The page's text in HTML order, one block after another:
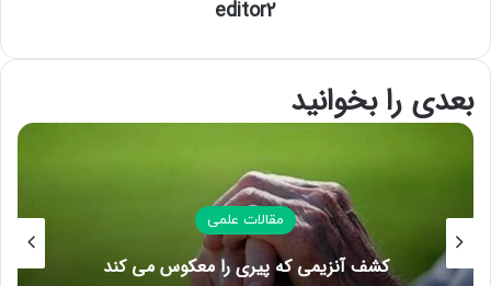
editor2
بعدی را بخوانید
مقالات علمی
کشف آنزیمی که پیری را معکوس می کند